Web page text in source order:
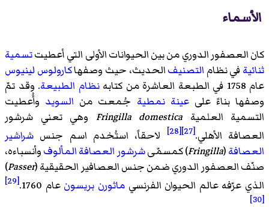
الأسماء
كان العصفور الدوري من بين الحيوانات الأولى التي أعطيتتسمية
ثنائيةفي نظام التصنيفالحديث، حيث وصفهاكارولوس لينيوس
عام 1758 في الطبعة العاشرة من كتابه
نظام الطبيعة. وقد تمّ
وصفها بناءً علىعينة نمطية جُمعت من السويد وأُعطيت
التسمية العلمية Fringilla domestica وهي تعني شرشور
العصافة الأهلي.[27]
[28] لاحقاً، استُخدم اسم جنس شراشير
العصافة(
Fringilla) كمسمّىشرشور العصافة المألوفوأنسباءه،
صنّف العصفور الدوري ضمن جنس العصافير الحقيقية (Passer
)
الذي عرّفه عالم الحيوان الفرنسيماثورن بريسون عام 1760.
[29]
[30]